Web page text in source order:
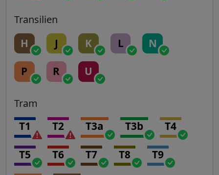
Transilien
H J K L N
P R U
Tram
T1 T2 T3a T3b T4
T5 T6 T7 T8 T9